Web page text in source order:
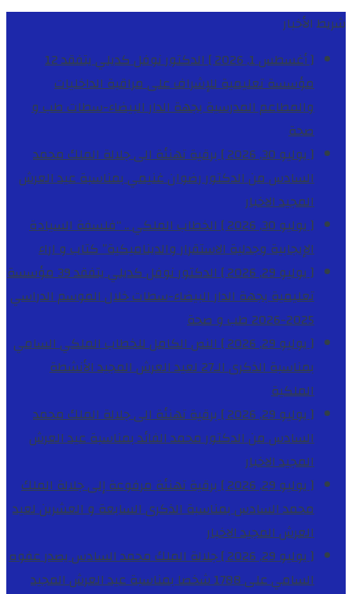
شريط الأخبار
[ أغسطس 1, 2026 ]
الدكتور نوفل كديلي يتفقد 12
مؤسسة تعليمية للإشراف على مراقبة الداخليات
والمطاعم المدرسية بجهة الدار البيضاء-سطاتطب و
صحة
[ يوليو 30, 2026 ]
برقية تهنئة الى جلالة الملك محمد
السادس من الدكتور رضوان غنيمي بمناسبة عيد العرش
المجيدالاخبار
[ يوليو 30, 2026 ]
الخطاب الملكي .. “فلسفة السيادة
الإيجابية وجدلية الاستقرار والديناميكية”كتاب و اراء
[ يوليو 29, 2026 ]
الدكتور نوفل كديلي يتفقد 39 مؤسسة
تعليمية بجهة الدار البيضاء-سطات خلال الموسم الدراسي
2025-2026
طب و صحة
[ يوليو 29, 2026 ]
النص الكامل للخطاب الملكي السامي
بمناسبة الذكرى الـ27 لعيد العرش المجيد
الأنشطة
الملكية
[ يوليو 29, 2026 ]
برقية تهنئة الى جلالة الملك محمد
السادس من الدكتور محمد الفائد بمناسبة عيد العرش
المجيدالاخبار
[ يوليو 29, 2026 ]
برقية تهنئة مرفوعة إلى جلالة الملك
محمد السادس بمناسبة الذكرى السابعة و العشرين لعيد
العرش المجيدالاخبار
[ يوليو 29, 2026 ]
جلالة الملك محمد السادس يصدر عفوه
السامي على 1788 شخصا بمناسبة عيد العرش المجيد